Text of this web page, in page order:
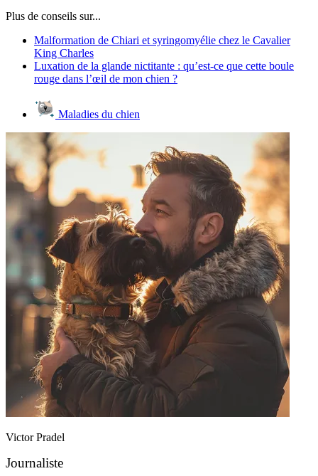
Plus de conseils sur...
Malformation de Chiari et syringomyélie chez le Cavalier
King Charles
Luxation de la glande nictitante : qu’est-ce que cette boule
rouge dans l’œil de mon chien ?
Maladies du chien
Victor Pradel
Journaliste